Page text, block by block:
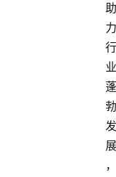
助
力
行
业
蓬
勃
发
展
，